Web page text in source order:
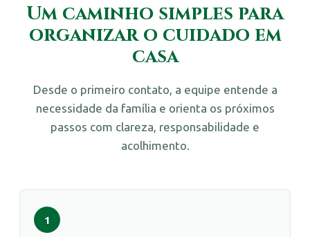
Um caminho simples para
organizar o cuidado em
casa
Desde o primeiro contato, a equipe entende a
necessidade da família e orienta os próximos
passos com clareza, responsabilidade e
acolhimento.
1